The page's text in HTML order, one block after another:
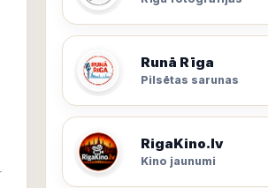
Runā Rīga
Pilsētas sarunas
RigaKino.lv
Kino jaunumi